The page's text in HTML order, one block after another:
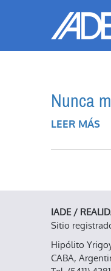
Nunca
LEER MÁS
IADE /
Sitio
Hipólito
CABA,